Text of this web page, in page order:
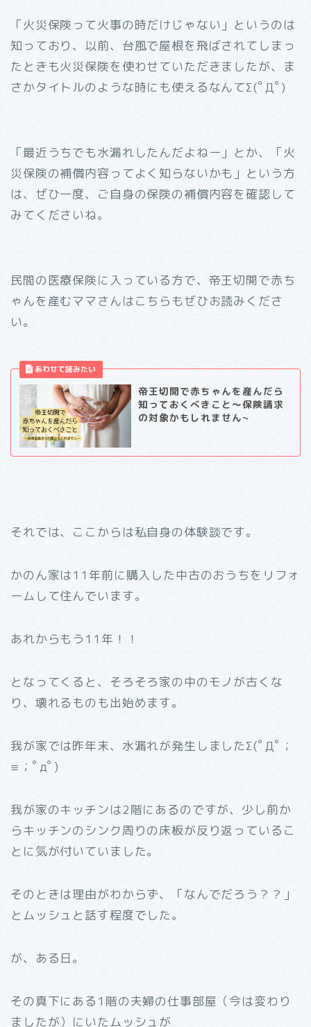
「火災保険って火事の時だけじゃない」というのは
知っており、以前、台風で屋根を飛ばされてしまっ
たときも火災保険を使わせていただきましたが、ま
さかタイトルのような時にも使えるなんてΣ(ﾟДﾟ)
「最近うちでも水漏れしたんだよねー」とか、「火
災保険の補償内容ってよく知らないかも」という方
は、ぜひ一度、ご自身の保険の補償内容を確認して
みてくださいね。
民間の医療保険に入っている方で、帝王切開で赤ち
ゃんを産むママさんはこちらもぜひお読みくださ
い。
帝王切開で赤ちゃんを産んだら
知っておくべきこと～保険請求
の対象かもしれません~
それでは、ここからは私自身の体験談です。
かのん家は11年前に購入した中古のおうちをリフォ
ームして住んでいます。
あれからもう11年！！
となってくると、そろそろ家の中のモノが古くな
り、壊れるものも出始めます。
我が家では昨年末、水漏れが発生しましたΣ(ﾟДﾟ；
≡；ﾟдﾟ)
我が家のキッチンは2階にあるのですが、少し前か
らキッチンのシンク周りの床板が反り返っているこ
とに気が付いていました。
そのときは理由がわからず、「なんでだろう？？」
とムッシュと話す程度でした。
が、ある日。
その真下にある1階の夫婦の仕事部屋（今は変わり
ましたが）にいたムッシュが